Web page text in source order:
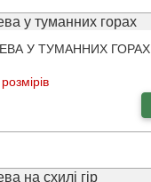
У ТУМАННИХ ГОРАХ